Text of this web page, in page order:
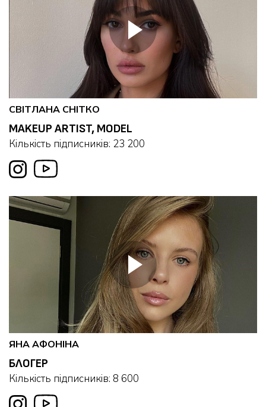
СВІТЛАНА СНІТКО
MAKEUP ARTIST, MODEL
Кількість підписників: 23 200
ЯНА АФОНІНА
БЛОГЕР
Кількість підписників: 8 600